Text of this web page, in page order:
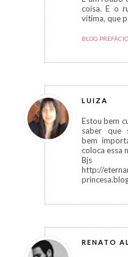
coisa. E o
vitima, que
BLOG PREFÁCIO
LUIZA
Estou bem
saber que
bem
coloca essa
Bjs
http://
RENATO